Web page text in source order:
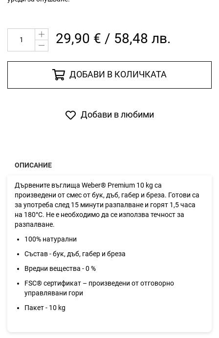
29,90 € / 58,48 лв.
ДОБАВИ В КОЛИЧКАТА
Добави в любими
ОПИСАНИЕ
Дървените въглища Weber® Premium 10 kg са
произведени от смес от бук, дъб, габер и бреза. Готови са
за употреба след 15 минути разпалване и горят 1,5 часа
на 180°С. Не е необходимо да се използва течност за
разпалване.
100% натурални
Състав - бук, дъб, габер и бреза
Вредни вещества - 0 %
FSC® сертификат – произведени от отговорно
управлявани гори
Пакет - 10 kg